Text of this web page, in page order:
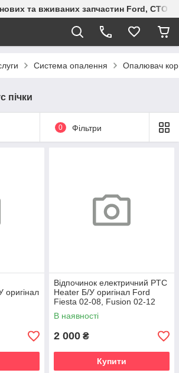
нових та вживаних запчастин Ford, СТО
Система опалення Опалювач
пічки
0 Фільтри
оригінал
Відпочинок електричний PTC
Heater Б/У оригінал Ford
Fiesta 02-08, Fusion 02-12
В наявності
2 000 ₴
Купити